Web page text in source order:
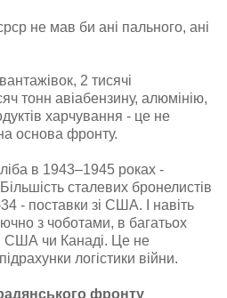
не мав би ані пального, ані
2 тисячі
тонн авіабензину, алюмінію,
харчування - це не
основа фронту.
в 1943–1945 роках -
сталевих бронелистів
- поставки зі США. І навіть
з чоботами, в багатьох
США чи Канаді. Це не
логістики війни.
фронту